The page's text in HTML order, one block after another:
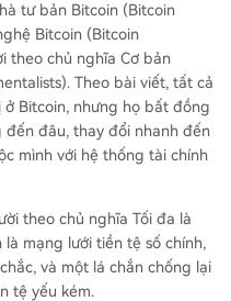
tư bản Bitcoin (Bitcoin
Bitcoin (Bitcoin
theo chủ nghĩa Cơ bản
Theo bài viết, tất cả
Bitcoin, nhưng họ bất đồng
đến đâu, thay đổi nhanh đến
mình với hệ thống tài chính
theo chủ nghĩa Tối đa là
mạng lưới tiền tệ số chính,
và một lá chắn chống lại
tệ yếu kém.